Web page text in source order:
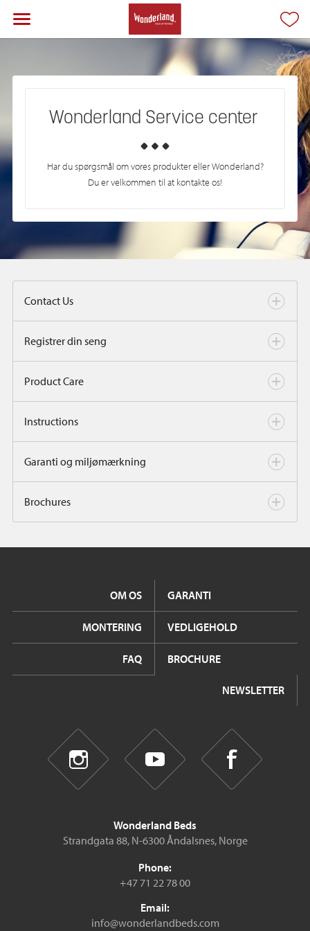
Wonderland Service center
Har du spørgsmål om vores produkter eller Wonderland?
Du er velkommen til at kontakte os!
Contact Us
Registrer din seng
Product Care
Instructions
Garanti og miljømærkning
Brochures
OM OS GARANTI
MONTERING VEDLIGEHOLD
FAQ BROCHURE
NEWSLETTER
Wonderland Beds
Strandgata 88, N-6300 Åndalsnes, Norge
Phone:
+47 71 22 78 00
Email:
info@wonderlandbeds.com